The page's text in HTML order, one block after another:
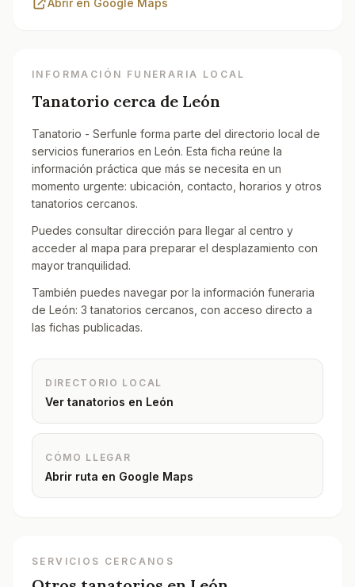
Abrir en Google Maps
INFORMACIÓN FUNERARIA LOCAL
Tanatorio cerca de León
Tanatorio - Serfunle forma parte del directorio local de
servicios funerarios en León. Esta ficha reúne la
información práctica que más se necesita en un
momento urgente: ubicación, contacto, horarios y otros
tanatorios cercanos.
Puedes consultar dirección para llegar al centro y
acceder al mapa para preparar el desplazamiento con
mayor tranquilidad.
También puedes navegar por la información funeraria
de León: 3 tanatorios cercanos, con acceso directo a
las fichas publicadas.
DIRECTORIO LOCAL
Ver tanatorios en León
CÓMO LLEGAR
Abrir ruta en Google Maps
SERVICIOS CERCANOS